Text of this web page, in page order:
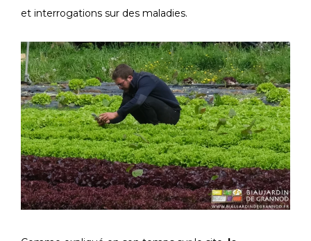
et interrogations sur des maladies.